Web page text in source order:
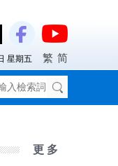
星期五 繁 简
更 多